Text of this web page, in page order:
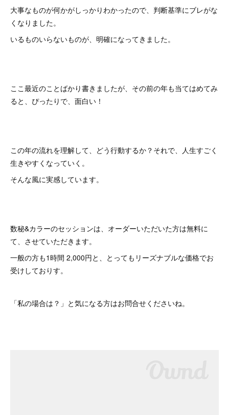
大事なものが何かがしっかりわかったので、判断基準にブレがな
くなりました。
いるものいらないものが、明確になってきました。
ここ最近のことばかり書きましたが、その前の年も当てはめてみ
ると、ぴったりで、面白い！
この年の流れを理解して、どう行動するか？それで、人生すごく
生きやすくなっていく。
そんな風に実感しています。
数秘&カラーのセッションは、オーダーいただいた方は無料に
て、させていただきます。
一般の方も1時間 2,000円と、とってもリーズナブルな価格でお
受けしておりす。
「私の場合は？」と気になる方はお問合せくださいね。